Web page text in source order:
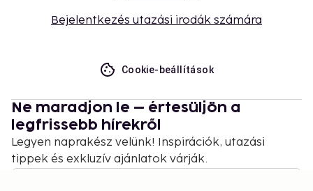
Bejelentkezés utazási irodák számára
Cookie-beállítások
Ne maradjon le – értesüljön a
legfrissebb hírekről
Legyen naprakész velünk! Inspirációk, utazási
tippek és exkluzív ajánlatok várják.